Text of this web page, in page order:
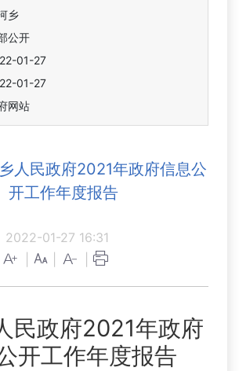
乡
公开
01-27
01-27
网站
人民政府2021年政府信息公
开工作年度报告
2022-01-27 16:31
民政府2021年政府
开工作年度报告